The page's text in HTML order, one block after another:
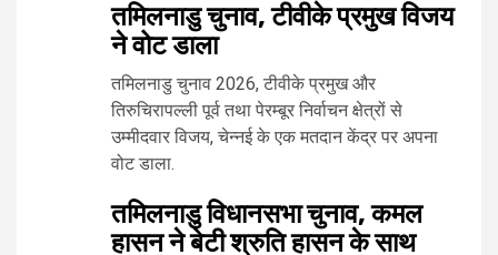
तमिलनाडु चुनाव, टीवीके प्रमुख विजय
ने वोट डाला
तमिलनाडु चुनाव 2026, टीवीके प्रमुख और
तिरुचिरापल्ली पूर्व तथा पेरम्बूर निर्वाचन क्षेत्रों से
उम्मीदवार विजय, चेन्नई के एक मतदान केंद्र पर अपना
वोट डाला.
तमिलनाडु विधानसभा चुनाव, कमल
हासन ने बेटी श्रुति हासन के साथ